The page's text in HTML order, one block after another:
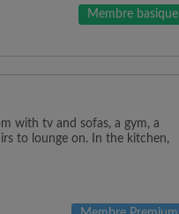
Membre basique
with tv and sofas, a gym, a
to lounge on. In the kitchen,